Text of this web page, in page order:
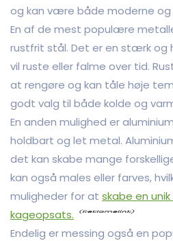
og kan være både moderne og
En af de mest populære
rustfrit stål. Det er en stærk og
vil ruste eller falme over tid.
at rengøre og kan tåle høje
godt valg til både kolde og
En anden mulighed er
holdbart og let metal.
det kan skabe mange
kan også males eller farves,
muligheder for at skabe en
kageopsats.
Endelig er messing også en